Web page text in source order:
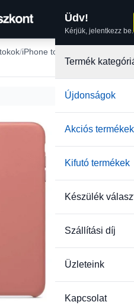
Üdv!
Kérjük, jelentkezz be.
Termék
Újdonságok
Akciós termékek
Kifutó termékek
Készülék
Szállítási díj
Üzleteink
Kapcsolat
iPhone tokok